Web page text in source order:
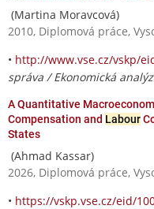
(Martina Moravcová)
2010, Diplomová práce,
• http://www.vse.cz/vskp/
správa / Ekonomická
A Quantitative
Compensation and Labour
States
(Ahmad Kassar)
2026, Diplomová práce,
• https://vskp.vse.cz/eid/